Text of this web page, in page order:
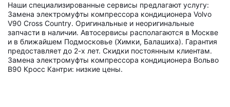
Наши специализированные сервисы предлагают услугу:
Замена электромуфты компрессора кондиционера Volvo
V90 Cross Country. Оригинальные и неоригинальные
запчасти в наличии. Автосервисы располагаются в Москве
и в ближайшем Подмосковье (Химки, Балашиха). Гарантия
предоставляет до 2-х лет. Скидки постоянным клиентам.
Замена электромуфты компрессора кондиционера Вольво
В90 Кросс Кантри: низкие цены.